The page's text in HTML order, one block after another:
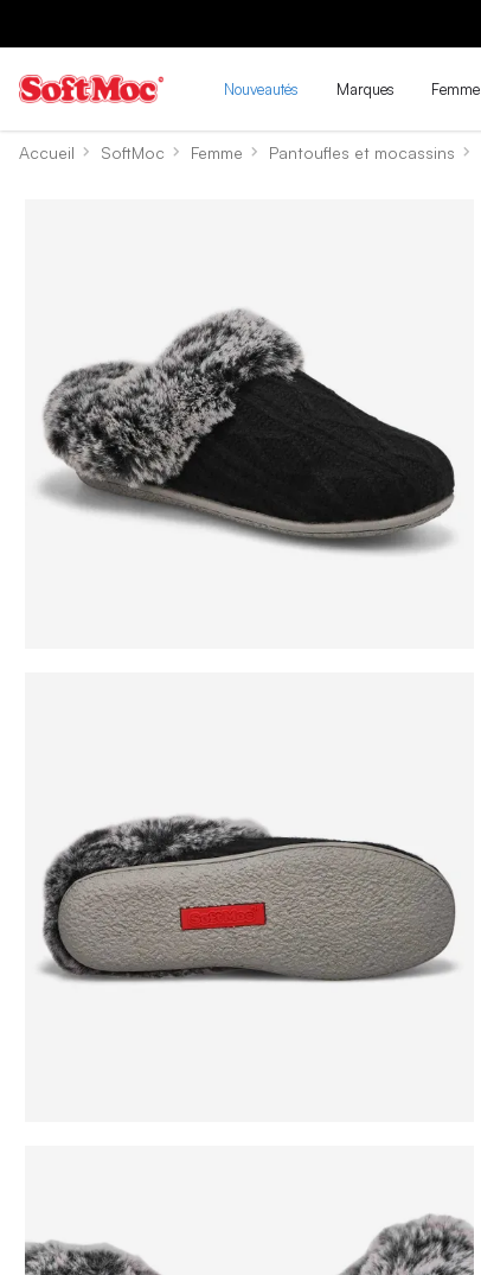
Nouveautés Marques Femme
Accueil SoftMoc Femme Pantoufles et mocassins